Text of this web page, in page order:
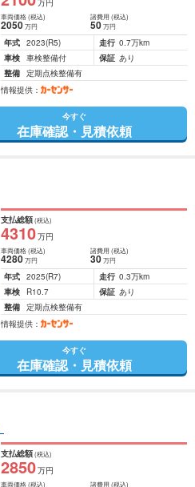
万円
車両価格(税込)
2050万円
諸費用 (税込)
50 万円
年式 2023(R5) 走行 0.7万km
車検 車検整備付 保証 あり
整備 定期点検整備有
情報提供：
今すぐ
在庫確認・見積依頼
支払総額(税込)
4310万円
車両価格(税込)
4280万円
諸費用 (税込)
30 万円
年式 2025(R7) 走行 0.3万km
車検
R10.7 保証 あり
整備 定期点検整備有
情報提供：
今すぐ
在庫確認・見積依頼
支払総額(税込)
2850万円
車両価格(税込) 諸費用 (税込)